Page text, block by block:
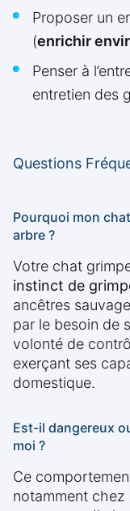
Proposer un
(enrichir
Penser à
entretien des
Questions
Pourquoi mon
arbre ?
Votre chat
instinct de
ancêtres
par le besoin de
volonté de
exerçant ses
domestique.
Est-il dangereux
moi ?
Ce
notamment chez